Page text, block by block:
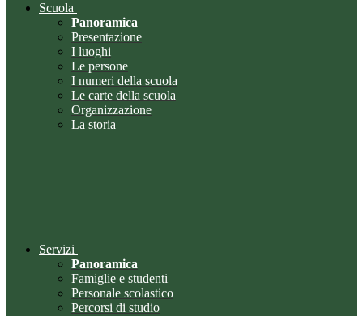
Scuola
Panoramica
Presentazione
I luoghi
Le persone
I numeri della scuola
Le carte della scuola
Organizzazione
La storia
Servizi
Panoramica
Famiglie e studenti
Personale scolastico
Percorsi di studio